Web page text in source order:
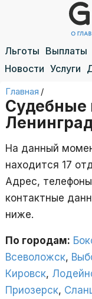
Льготы Выплаты
Новости Услуги
Главная /
Судебные
На данный
находится 17
Адрес,
контактные
ниже.
По городам:
Всеволожск,
Кировск,
Приозерск,